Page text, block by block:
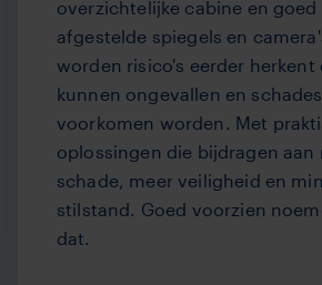
overzichtelijke cabine en goed
afgestelde spiegels en
worden risico's eerder herkent
kunnen ongevallen en schades
voorkomen worden. Met
oplossingen die bijdragen aan
schade, meer veiligheid en
stilstand. Goed voorzien
dat.